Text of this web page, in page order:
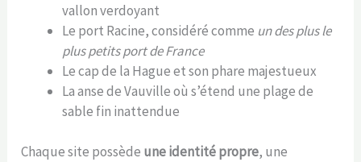
vallon verdoyant
Le port Racine, considéré comme un des plus le
plus petits port de France
Le cap de la Hague et son phare majestueux
La anse de Vauville où s’étend une plage de
sable fin inattendue
Chaque site possède une identité propre, une